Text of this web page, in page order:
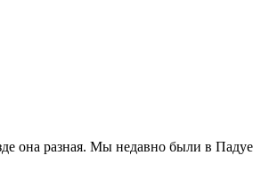
она разная. Мы недавно были в